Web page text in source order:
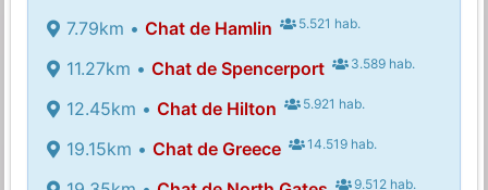
7.79km • Chat de Hamlin 5.521 hab.
11.27km • Chat de Spencerport 3.589 hab.
12.45km • Chat de Hilton 5.921 hab.
19.15km • Chat de Greece 14.519 hab.
9.512 hab.